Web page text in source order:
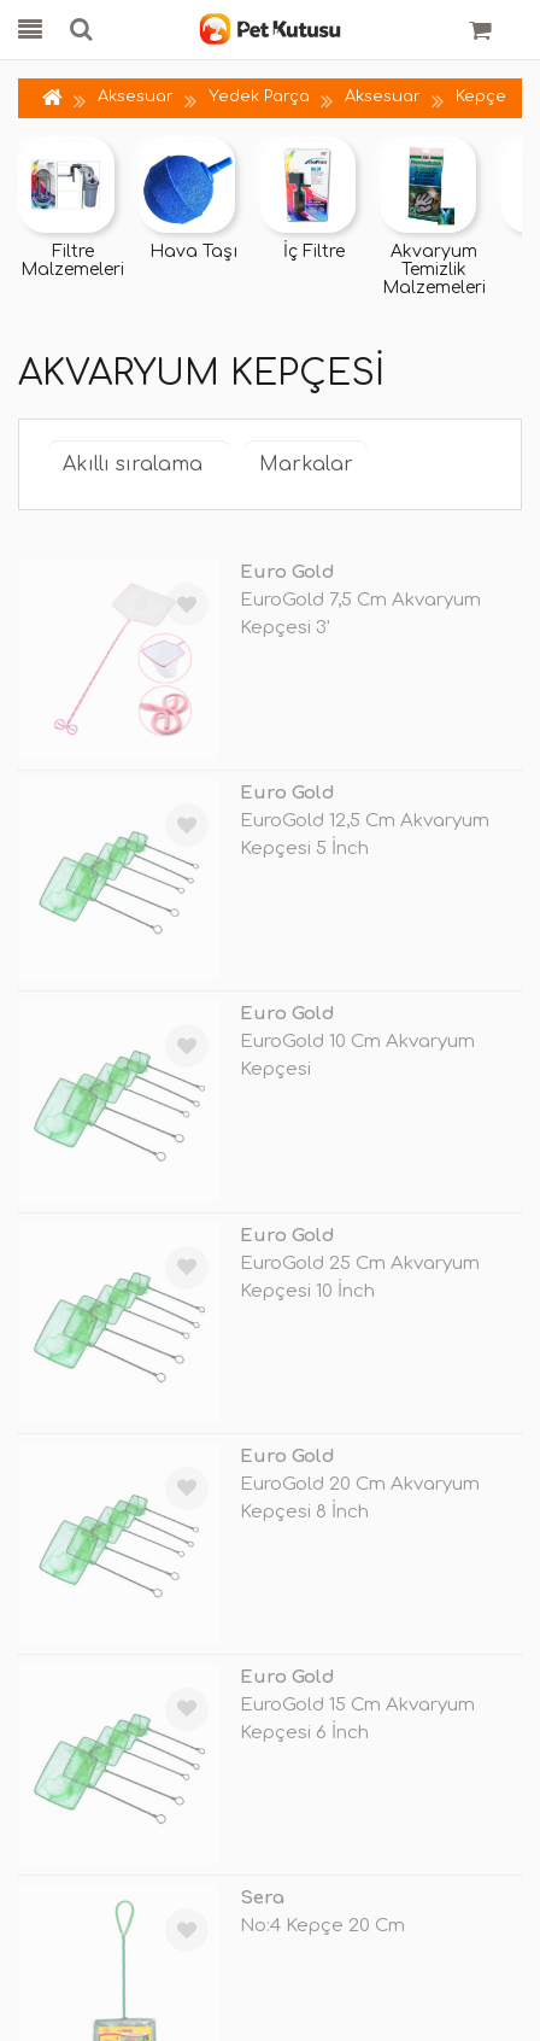
Aksesuar Yedek Parça Aksesuar Kepçe
Filtre
Malzemeleri
Hava Taşı İç Filtre
Akvaryum
Temizlik
Malzemeleri
AKVARYUM KEPÇESI
Euro Gold
EuroGold 7,5 Cm Akvaryum
Kepçesi 3'
Euro Gold
EuroGold 12,5 Cm Akvaryum
Kepçesi 5 İnch
Euro Gold
EuroGold 10 Cm Akvaryum
Kepçesi
Euro Gold
EuroGold 25 Cm Akvaryum
Kepçesi 10 İnch
Euro Gold
EuroGold 20 Cm Akvaryum
Kepçesi 8 İnch
Euro Gold
EuroGold 15 Cm Akvaryum
Kepçesi 6 İnch
Sera
No:4 Kepçe 20 Cm